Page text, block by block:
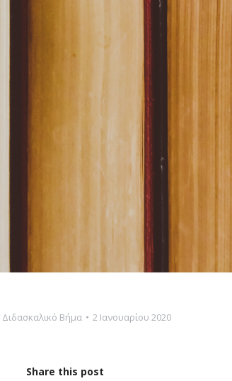
Διδασκαλικό Βήμα 2 Ιανουαρίου 2020
Share this post